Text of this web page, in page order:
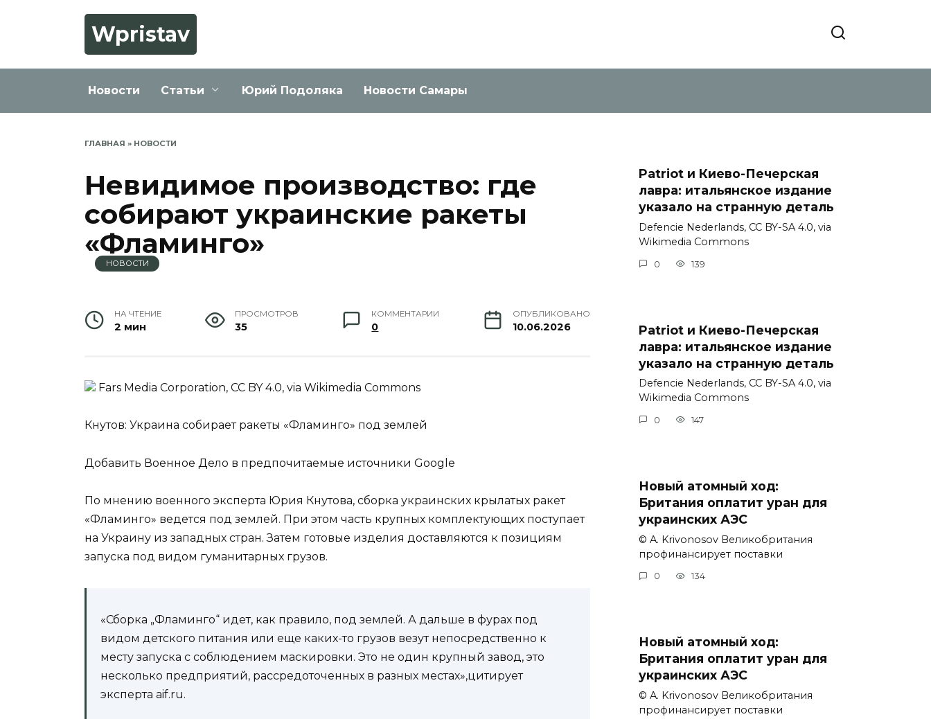
Wpristav
Новости Статьи Юрий Подоляка Новости Самары
ГЛАВНАЯ » НОВОСТИ
Невидимое производство: где
собирают украинские ракеты
«Фламинго»
НОВОСТИ
НА ЧТЕНИЕ
2 мин
ПРОСМОТРОВ
35
КОММЕНТАРИИ
0
ОПУБЛИКОВАНО
10.06.2026
Fars Media Corporation, CC BY 4.0, via Wikimedia Commons
Кнутов: Украина собирает ракеты «Фламинго» под землей
Добавить Военное Дело в предпочитаемые источники Google
По мнению военного эксперта Юрия Кнутова, сборка украинских крылатых ракет
«Фламинго» ведется под землей. При этом часть крупных комплектующих поступает
на Украину из западных стран. Затем готовые изделия доставляются к позициям
запуска под видом гуманитарных грузов.
«Сборка „Фламинго“ идет, как правило, под землей. А дальше в фурах под
видом детского питания или еще каких-то грузов везут непосредственно к
месту запуска с соблюдением маскировки. Это не один крупный завод, это
несколько предприятий, рассредоточенных в разных местах»,цитирует
эксперта aif.ru.
Patriot и Киево-Печерская
лавра: итальянское издание
указало на странную деталь
Defencie Nederlands, CC BY-SA 4.0, via
Wikimedia Commons
0 139
Patriot и Киево-Печерская
лавра: итальянское издание
указало на странную деталь
Defencie Nederlands, CC BY-SA 4.0, via
Wikimedia Commons
0 147
Новый атомный ход:
Британия оплатит уран для
украинских АЭС
© A. Krivonosov Великобритания
профинансирует поставки
0 134
Новый атомный ход:
Британия оплатит уран для
украинских АЭС
© A. Krivonosov Великобритания
профинансирует поставки